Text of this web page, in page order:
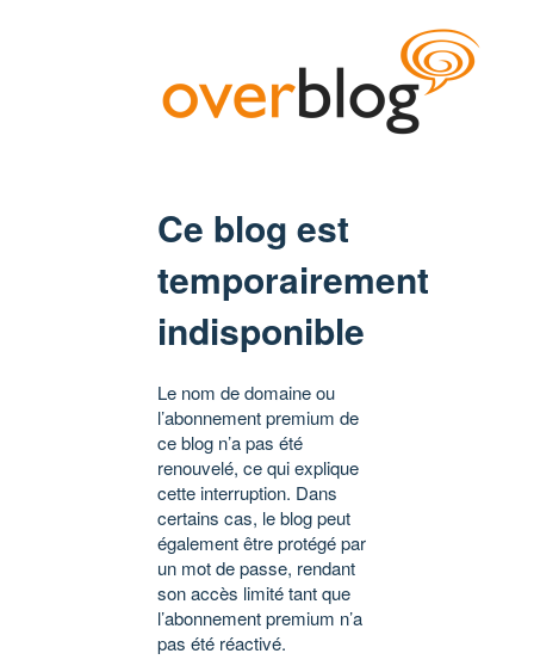
Ce blog est
temporairement
indisponible
Le nom de domaine ou
l’abonnement premium de
ce blog n’a pas été
renouvelé, ce qui explique
cette interruption. Dans
certains cas, le blog peut
également être protégé par
un mot de passe, rendant
son accès limité tant que
l’abonnement premium n’a
pas été réactivé.